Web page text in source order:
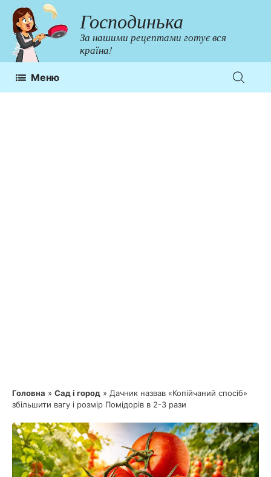
Перейти
до
контенту
Господинька
За нашими рецептами готує вся
країна!
Меню
Головна » Сад і город » Дачник назвав «Копійчаний спосіб»
збільшити вагу і розмір Помідорів в 2-3 рази